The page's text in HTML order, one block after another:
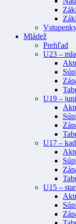
Mládež
Prehľad
U23 –
U19 –
U17 –
U15 –